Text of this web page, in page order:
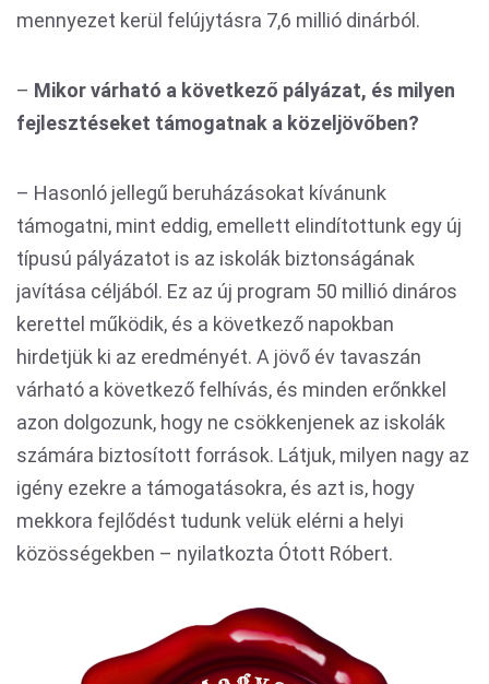
mennyezet kerül felújytásra 7,6 millió dinárból.
– Mikor várható a következő pályázat, és milyen
fejlesztéseket támogatnak a közeljövőben?
– Hasonló jellegű beruházásokat kívánunk
támogatni, mint eddig, emellett elindítottunk egy új
típusú pályázatot is az iskolák biztonságának
javítása céljából. Ez az új program 50 millió dináros
kerettel működik, és a következő napokban
hirdetjük ki az eredményét. A jövő év tavaszán
várható a következő felhívás, és minden erőnkkel
azon dolgozunk, hogy ne csökkenjenek az iskolák
számára biztosított források. Látjuk, milyen nagy az
igény ezekre a támogatásokra, és azt is, hogy
mekkora fejlődést tudunk velük elérni a helyi
közösségekben – nyilatkozta Ótott Róbert.